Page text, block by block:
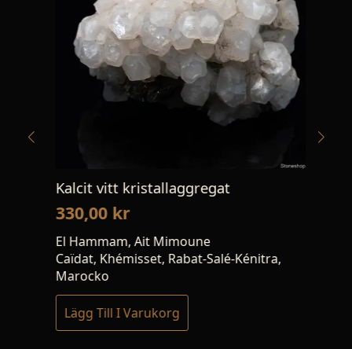
Kalcit vitt kristallaggregat
330,00kr
El Hammam, Ait Mimoune
Caïdat, Khémisset, Rabat-Salé-Kénitra,
Marocko
Lägg Till I Varukorg